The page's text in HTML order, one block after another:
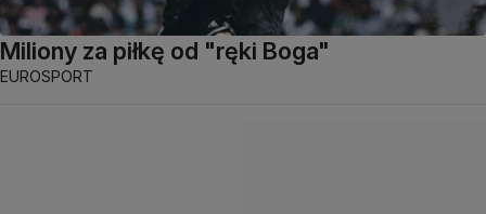
Miliony za piłkę od "ręki Boga"
EUROSPORT